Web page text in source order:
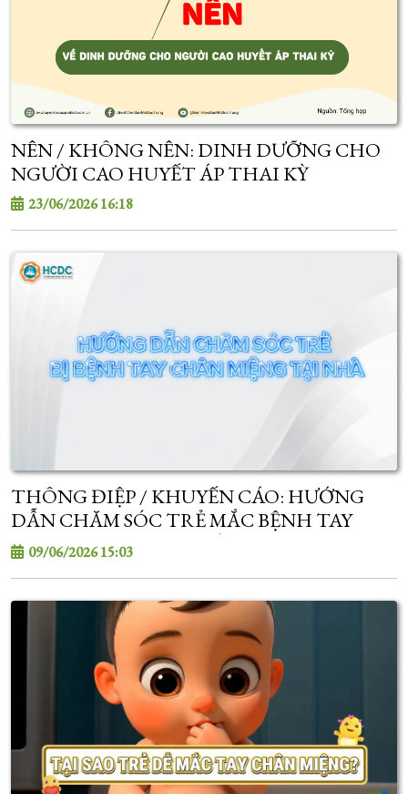
NÊN / KHÔNG NÊN: DINH DƯỠNG CHO
NGƯỜI CAO HUYẾT ÁP THAI KỲ
23/06/2026 16:18
THÔNG ĐIỆP / KHUYẾN CÁO: HƯỚNG
DẪN CHĂM SÓC TRẺ MẮC BỆNH TAY
CHÂN MIỆNG TẠI NHÀ
09/06/2026 15:03